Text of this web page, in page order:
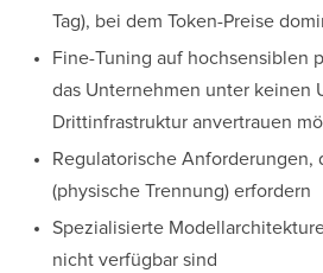
Tag), bei dem Token-Preise
Fine-Tuning auf hochsensiblen
das Unternehmen unter keinen
Drittinfrastruktur anvertrauen
Regulatorische Anforderungen,
(physische Trennung) erfordern
Spezialisierte
nicht verfügbar sind